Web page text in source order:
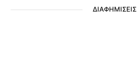
ΔΙΑΦΗΜΙΣΕΙΣ